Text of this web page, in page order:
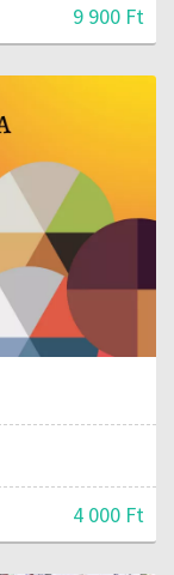
9 900 Ft
4 000 Ft